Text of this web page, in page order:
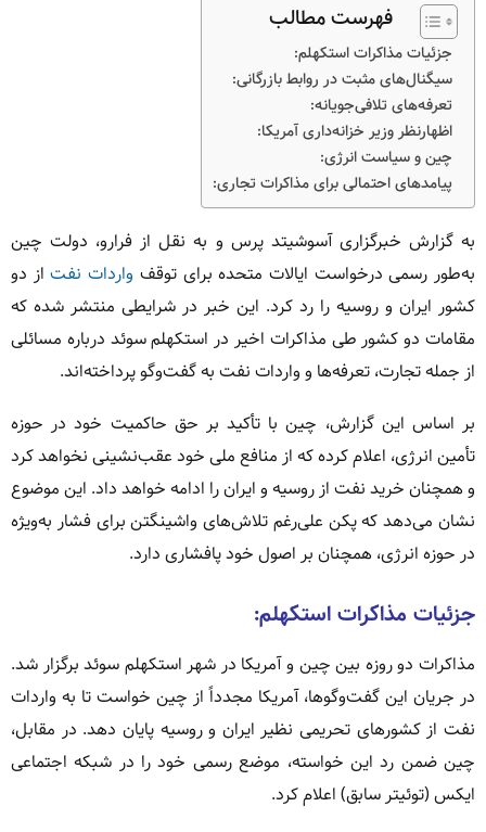
فهرست مطالب
جزئیات مذاکرات استکهلم:
سیگنال‌های مثبت در روابط بازرگانی:
تعرفه‌های تلافی‌جویانه:
اظهارنظر وزیر خزانه‌داری آمریکا:
چین و سیاست انرژی:
پیامدهای احتمالی برای مذاکرات تجاری:
به گزارش خبرگزاری آسوشیتد پرس و به نقل از فرارو، دولت چین
به‌طور رسمی درخواست ایالات متحده برای توقف واردات نفتاز دو
کشور ایران و روسیه را رد کرد. این خبر در شرایطی منتشر شده که
مقامات دو کشور طی مذاکرات اخیر در استکهلم سوئد درباره مسائلی
از جمله تجارت، تعرفه‌ها و واردات نفت به گفت‌وگو پرداخته‌اند.
بر اساس این گزارش، چین با تأکید بر حق حاکمیت خود در حوزه
تأمین انرژی، اعلام کرده که از منافع ملی خود عقب‌نشینی نخواهد کرد
و همچنان خرید نفت از روسیه و ایران را ادامه خواهد داد. این موضوع
نشان می‌دهد که پکن علی‌رغم تلاش‌های واشینگتن برای فشار به‌ویژه
در حوزه انرژی، همچنان بر اصول خود پافشاری دارد.
جزئیات مذاکرات استکهلم:
مذاکرات دو روزه بین چین و آمریکا در شهر استکهلم سوئد برگزار شد.
در جریان این گفت‌وگوها، آمریکا مجدداً از چین خواست تا به واردات
نفت از کشورهای تحریمی نظیر ایران و روسیه پایان دهد. در مقابل،
چین ضمن رد این خواسته، موضع رسمی خود را در شبکه اجتماعی
ایکس (توئیتر سابق) اعلام کرد.